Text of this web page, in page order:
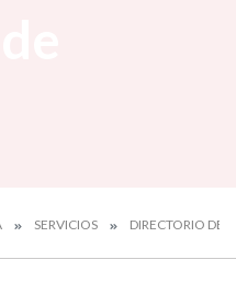
SERVICIOS DIRECTORIO DE